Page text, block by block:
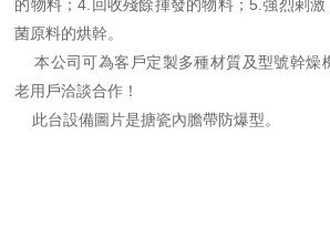
的物料；4.回收殘餘揮發的物料；5.強烈剌
菌原料的烘幹。
本公司可為客戶定製多種材質及型號幹燥
老用戶洽談合作！
此台設備圖片是搪瓷內膽帶防爆型。